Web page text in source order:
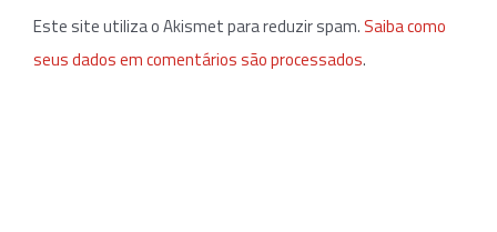
Este site utiliza o Akismet para reduzir spam. Saiba como
seus dados em comentários são processados.